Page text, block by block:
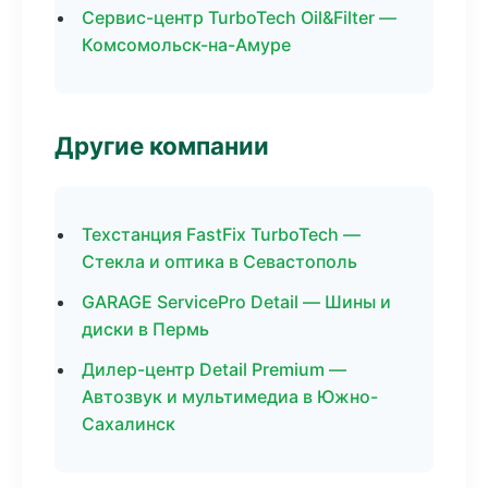
Сервис-центр TurboTech Oil&Filter —
Комсомольск-на-Амуре
Другие компании
Техстанция FastFix TurboTech —
Стекла и оптика в Севастополь
GARAGE ServicePro Detail — Шины и
диски в Пермь
Дилер-центр Detail Premium —
Автозвук и мультимедиа в Южно-
Сахалинск